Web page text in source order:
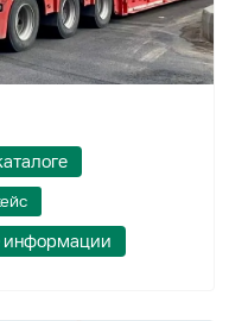
информации